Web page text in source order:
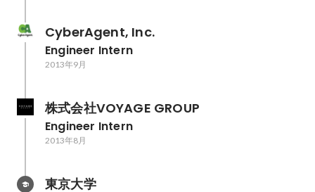
(2015).
CyberAgent, Inc.
Engineer Intern
2013年9月
株式会社VOYAGE GROUP
Engineer Intern
2013年8月
東京大学